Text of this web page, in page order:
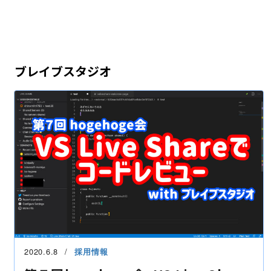
ブレイブスタジオ
2020.6.8 採用情報